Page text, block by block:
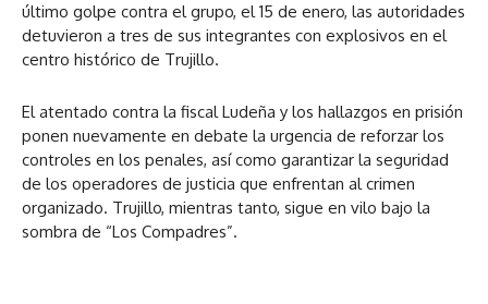
último golpe contra el grupo, el 15 de enero, las autoridades
detuvieron a tres de sus integrantes con explosivos en el
centro histórico de Trujillo.
El atentado contra la fiscal Ludeña y los hallazgos en prisión
ponen nuevamente en debate la urgencia de reforzar los
controles en los penales, así como garantizar la seguridad
de los operadores de justicia que enfrentan al crimen
organizado. Trujillo, mientras tanto, sigue en vilo bajo la
sombra de “Los Compadres”.